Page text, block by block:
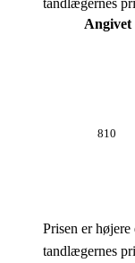
tandlægernes
Angivet
810
Prisen er højere
tandlægernes